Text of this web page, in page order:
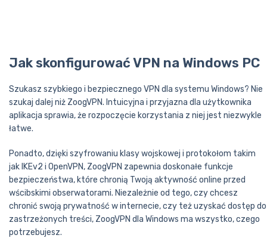
Jak skonfigurować VPN na Windows PC
Szukasz szybkiego i bezpiecznego VPN dla systemu Windows? Nie
szukaj dalej niż ZoogVPN. Intuicyjna i przyjazna dla użytkownika
aplikacja sprawia, że rozpoczęcie korzystania z niej jest niezwykle
łatwe.
Ponadto, dzięki szyfrowaniu klasy wojskowej i protokołom takim
jak IKEv2 i OpenVPN, ZoogVPN zapewnia doskonałe funkcje
bezpieczeństwa, które chronią Twoją aktywność online przed
wścibskimi obserwatorami. Niezależnie od tego, czy chcesz
chronić swoją prywatność w internecie, czy też uzyskać dostęp do
zastrzeżonych treści, ZoogVPN dla Windows ma wszystko, czego
potrzebujesz.